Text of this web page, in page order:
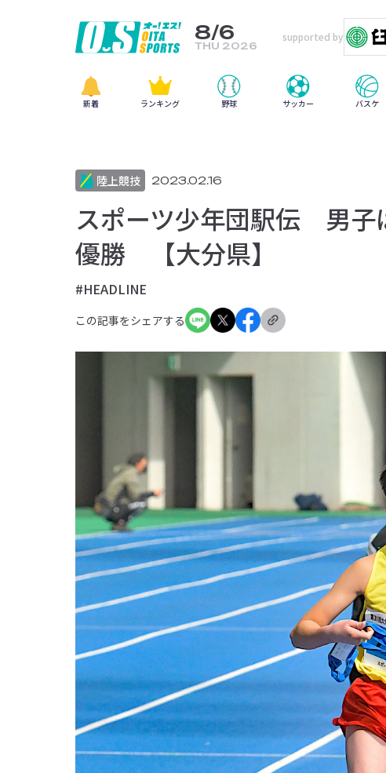
8/6
THU 2026
supported by
新着 ランキング 野球 サッカー バスケ
陸上競技 2023.02.16
スポーツ少年団駅伝 男子
優勝 【大分県】
#HEADLINE
この記事をシェアする